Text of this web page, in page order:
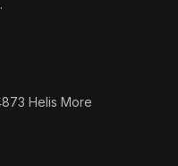
Helis More